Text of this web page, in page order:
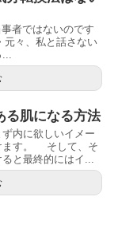
者ではないのです
元々、私と話さない
...
る肌になる方法
内に欲しいイメー
ます。 そして、そ
と最終的にはイ...